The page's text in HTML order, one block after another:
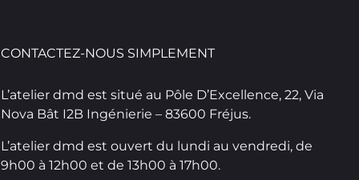
CONTACTEZ-NOUS SIMPLEMENT
L’atelier dmd est situé au Pôle D’Excellence, 22, Via
Nova Bât I2B Ingénierie – 83600 Fréjus.
L’atelier dmd est ouvert du lundi au vendredi, de
9h00 à 12h00 et de 13h00 à 17h00.